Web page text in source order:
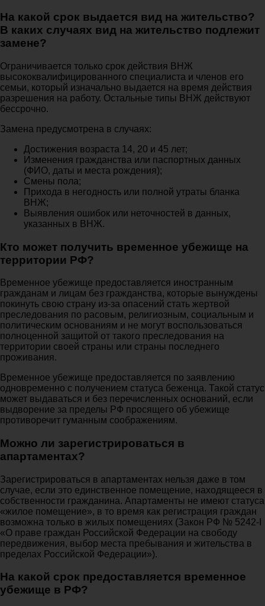
На какой срок выдается вид на жительство?
В каких случаях вид на жительство подлежит
замене?
Ограничивается только срок действия ВНЖ
высококвалифицированного специалиста и членов его
семьи, который изначально выдается на время действия
разрешения на работу. Остальные типы ВНЖ действуют
бессрочно.
Замена предусмотрена в случаях:
Достижения возраста 14, 20 и 45 лет;
Изменения гражданства или паспортных данных
(ФИО, даты и места рождения);
Смены пола;
Прихода в негодность или полной утраты бланка
ВНЖ;
Выявления ошибок или неточностей в данных,
указанных в ВНЖ.
Кто может получить временное убежище на
территории РФ?
Временное убежище предоставляется иностранным
гражданам и лицам без гражданства, которые вынуждены
покинуть свою страну из-за опасений стать жертвой
преследования по расовым, религиозным, социальным и
политическим основаниям и не могут воспользоваться
полноценной защитой от такого преследования на
территории своей страны или страны последнего
проживания.
Временное убежище предоставляется по заявлению
одновременно с получением статуса беженца. Такой статус
может выдаваться и без перечисленных оснований, если
выдворение за пределы РФ просящего об убежище
противоречит гуманным соображениям.
Можно ли зарегистрироваться в
апартаментах?
Зарегистрироваться в апартаментах нельзя даже в том
случае, если это единственное помещение, находящееся в
собственности гражданина. Апартаменты не имеют статуса
«жилое помещение», в то время как регистрация граждан
возможна только в жилых помещениях (Закон РФ № 5242-I
«О праве граждан Российской Федерации на свободу
передвижения, выбор места пребывания и жительства в
пределах Российской Федерации»).
На какой срок предоставляется временное
убежище в РФ?